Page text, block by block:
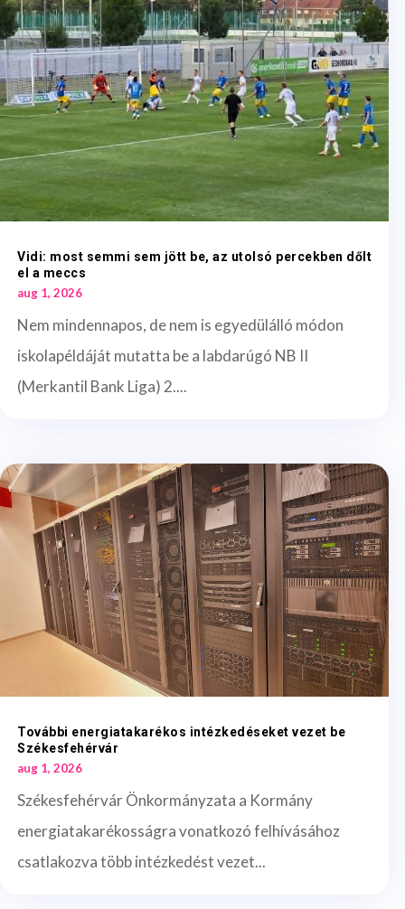
Vidi: most semmi sem jött be, az utolsó percekben dőlt
el a meccs
aug 1, 2026
Nem mindennapos, de nem is egyedülálló módon
iskolapéldáját mutatta be a labdarúgó NB II
(Merkantil Bank Liga) 2....
További energiatakarékos intézkedéseket vezet be
Székesfehérvár
aug 1, 2026
Székesfehérvár Önkormányzata a Kormány
energiatakarékosságra vonatkozó felhívásához
csatlakozva több intézkedést vezet...